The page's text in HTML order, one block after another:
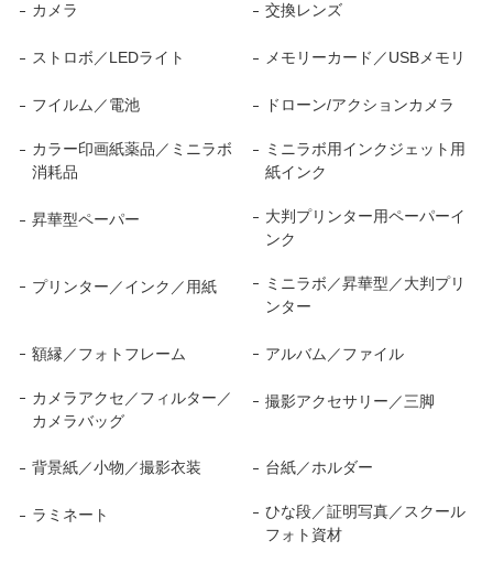
カメラ 交換レンズ
ストロボ／LEDライト メモリーカード／USBメモリ
フイルム／電池 ドローン/アクションカメラ
カラー印画紙薬品／ミニラボ
消耗品
ミニラボ用インクジェット用
紙インク
昇華型ペーパー
大判プリンター用ペーパーイ
ンク
プリンター／インク／用紙
ミニラボ／昇華型／大判プリ
ンター
額縁／フォトフレーム アルバム／ファイル
カメラアクセ／フィルター／
カメラバッグ
撮影アクセサリー／三脚
背景紙／小物／撮影衣装 台紙／ホルダー
ラミネート
ひな段／証明写真／スクール
フォト資材